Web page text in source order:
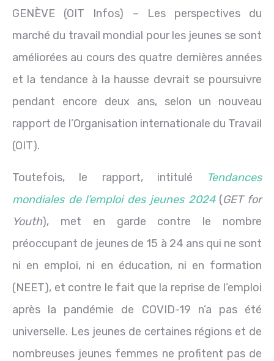
GENÈVE (OIT Infos) – Les perspectives du
marché du travail mondial pour les jeunes se sont
améliorées au cours des quatre dernières années
et la tendance à la hausse devrait se poursuivre
pendant encore deux ans, selon un nouveau
rapport de l’Organisation internationale du Travail
(OIT).
Toutefois, le rapport, intitulé
Tendances
mondiales de l’emploi des jeunes 2024(GET for
Youth), met en garde contre le nombre
préoccupant de jeunes de 15 à 24 ans qui ne sont
ni en emploi, ni en éducation, ni en formation
(NEET), et contre le fait que la reprise de l’emploi
après la pandémie de COVID-19 n’a pas été
universelle. Les jeunes de certaines régions et de
nombreuses jeunes femmes ne profitent pas de